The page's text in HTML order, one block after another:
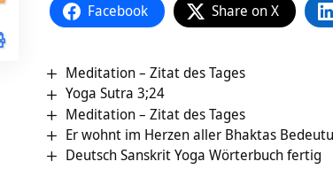
Facebook Share on X
Meditation – Zitat des Tages
Yoga Sutra 3;24
Meditation – Zitat des Tages
Er wohnt im Herzen aller Bhaktas
Deutsch Sanskrit Yoga Wörterbuch fertig